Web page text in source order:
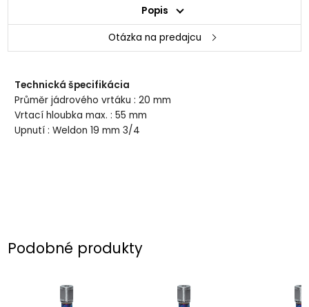
Popis
Otázka na predajcu
Technická špecifikácia
Průměr jádrového vrtáku : 20 mm
Vrtací hloubka max. : 55 mm
Upnutí : Weldon 19 mm 3/4
Podobné produkty